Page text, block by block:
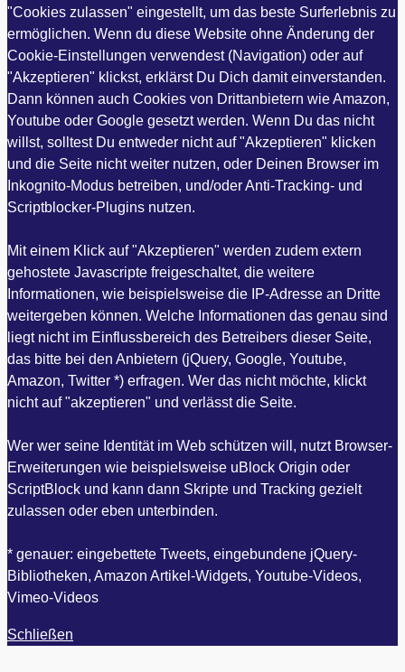
"Cookies zulassen" eingestellt, um das beste Surferlebnis zu
ermöglichen. Wenn du diese Website ohne Änderung der
Cookie-Einstellungen verwendest (Navigation) oder auf
"Akzeptieren" klickst, erklärst Du Dich damit einverstanden.
Dann können auch Cookies von Drittanbietern wie Amazon,
Youtube oder Google gesetzt werden. Wenn Du das nicht
willst, solltest Du entweder nicht auf "Akzeptieren" klicken
und die Seite nicht weiter nutzen, oder Deinen Browser im
Inkognito-Modus betreiben, und/oder Anti-Tracking- und
Scriptblocker-Plugins nutzen.
Mit einem Klick auf "Akzeptieren" werden zudem extern
gehostete Javascripte freigeschaltet, die weitere
Informationen, wie beispielsweise die IP-Adresse an Dritte
weitergeben können. Welche Informationen das genau sind
liegt nicht im Einflussbereich des Betreibers dieser Seite,
das bitte bei den Anbietern (jQuery, Google, Youtube,
Amazon, Twitter *) erfragen. Wer das nicht möchte, klickt
nicht auf "akzeptieren" und verlässt die Seite.
Wer wer seine Identität im Web schützen will, nutzt Browser-
Erweiterungen wie beispielsweise uBlock Origin oder
ScriptBlock und kann dann Skripte und Tracking gezielt
zulassen oder eben unterbinden.
* genauer: eingebettete Tweets, eingebundene jQuery-
Bibliotheken, Amazon Artikel-Widgets, Youtube-Videos,
Vimeo-Videos
Schließen